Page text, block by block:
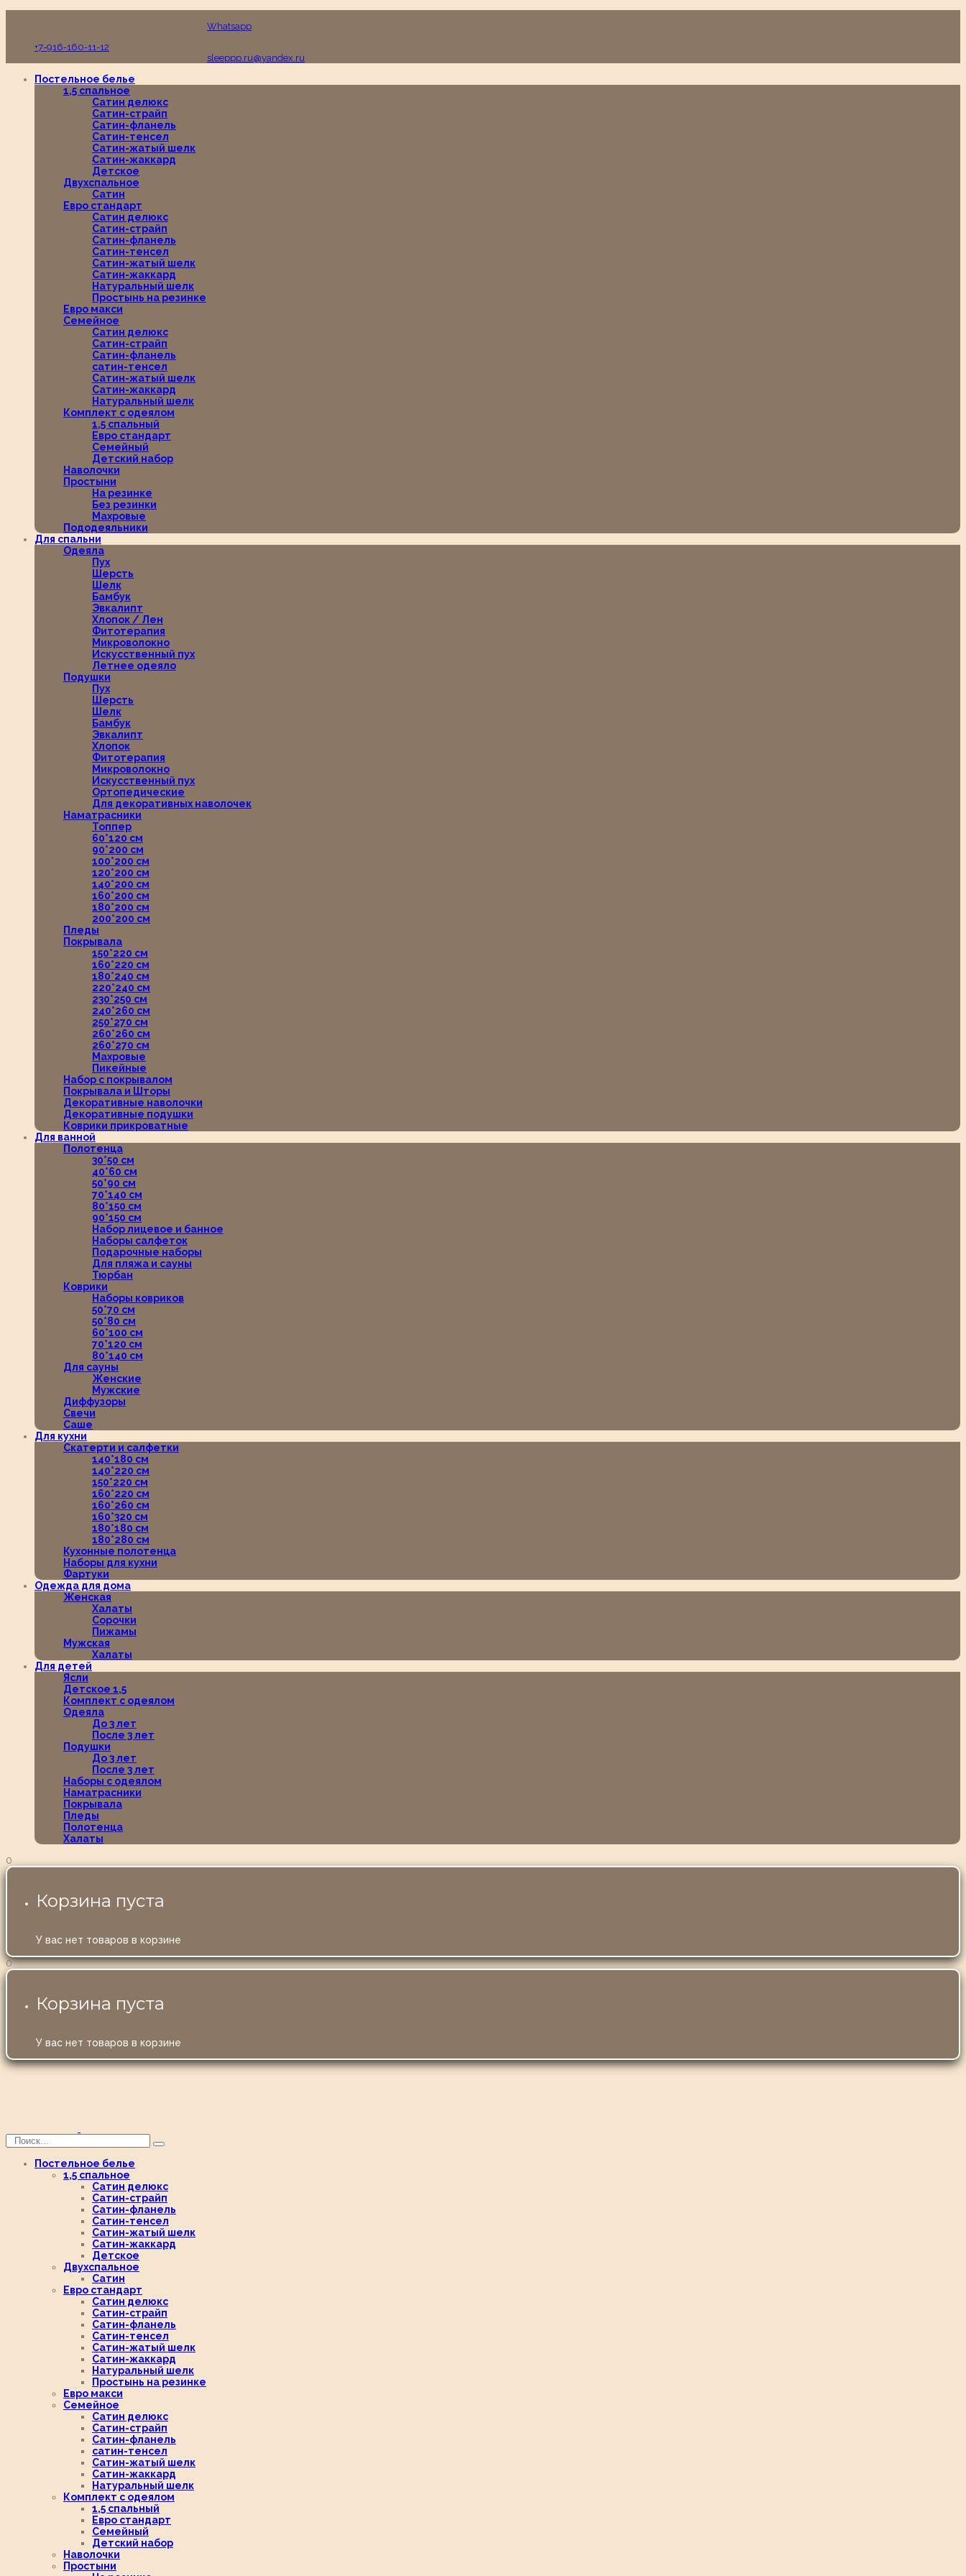
Whatsapp
+7-916-160-11-12
sleeppp.ru@yandex.ru
Постельное белье
1,5 спальное
Сатин делюкс
Сатин-страйп
Сатин-фланель
Сатин-тенсел
Сатин-жатый шелк
Сатин-жаккард
Детское
Двухспальное
Сатин
Евро стандарт
Сатин делюкс
Сатин-страйп
Сатин-фланель
Сатин-тенсел
Сатин-жатый шелк
Сатин-жаккард
Натуральный шелк
Простынь на резинке
Евро макси
Семейное
Сатин делюкс
Сатин-страйп
Сатин-фланель
сатин-тенсел
Сатин-жатый шелк
Сатин-жаккард
Натуральный шелк
Комплект с одеялом
1,5 спальный
Евро стандарт
Семейный
Детский набор
Наволочки
Простыни
На резинке
Без резинки
Махровые
Пододеяльники
Для спальни
Одеяла
Пух
Шерсть
Шелк
Бамбук
Эвкалипт
Хлопок / Лен
Фитотерапия
Микроволокно
Искусственный пух
Летнее одеяло
Подушки
Пух
Шерсть
Шелк
Бамбук
Эвкалипт
Хлопок
Фитотерапия
Микроволокно
Искусственный пух
Ортопедические
Для декоративных наволочек
Наматрасники
Топпер
60*120 см
90*200 см
100*200 см
120*200 см
140*200 см
160*200 см
180*200 см
200*200 см
Пледы
Покрывала
150*220 см
160*220 см
180*240 см
220*240 см
230*250 см
240*260 см
250*270 см
260*260 см
260*270 см
Махровые
Пикейные
Набор с покрывалом
Покрывала и Шторы
Декоративные наволочки
Декоративные подушки
Коврики прикроватные
Для ванной
Полотенца
30*50 см
40*60 см
50*90 см
70*140 см
80*150 см
90*150 см
Набор лицевое и банное
Наборы салфеток
Подарочные наборы
Для пляжа и сауны
Тюрбан
Коврики
Наборы ковриков
50*70 см
50*80 см
60*100 см
70*120 см
80*140 см
Для сауны
Женские
Мужские
Диффузоры
Свечи
Саше
Для кухни
Скатерти и салфетки
140*180 см
140*220 см
150*220 см
160*220 см
160*260 см
160*320 см
180*180 см
180*280 см
Кухонные полотенца
Наборы для кухни
Фартуки
Одежда для дома
Женская
Халаты
Сорочки
Пижамы
Мужская
Халаты
Для детей
Ясли
Детское 1,5
Комплект с одеялом
Одеяла
До 3 лет
После 3 лет
Подушки
До 3 лет
После 3 лет
Наборы с одеялом
Наматрасники
Покрывала
Пледы
Полотенца
Халаты
0
Корзина пуста
У вас нет товаров в корзине
0
Корзина пуста
У вас нет товаров в корзине
Постельное белье
1,5 спальное
Сатин делюкс
Сатин-страйп
Сатин-фланель
Сатин-тенсел
Сатин-жатый шелк
Сатин-жаккард
Детское
Двухспальное
Сатин
Евро стандарт
Сатин делюкс
Сатин-страйп
Сатин-фланель
Сатин-тенсел
Сатин-жатый шелк
Сатин-жаккард
Натуральный шелк
Простынь на резинке
Евро макси
Семейное
Сатин делюкс
Сатин-страйп
Сатин-фланель
сатин-тенсел
Сатин-жатый шелк
Сатин-жаккард
Натуральный шелк
Комплект с одеялом
1,5 спальный
Евро стандарт
Семейный
Детский набор
Наволочки
Простыни